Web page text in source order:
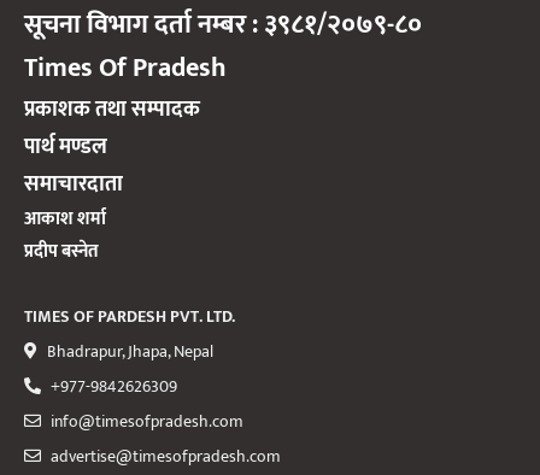
सूचना विभाग दर्ता नम्बर : ३९८१/२०७९-८०
Times Of Pradesh
प्रकाशक तथा सम्पादक
पार्थ मण्डल
समाचारदाता
आकाश शर्मा
प्रदीप बस्नेत
TIMES OF PARDESH PVT. LTD.
Bhadrapur, Jhapa, Nepal
+977-9842626309
info@timesofpradesh.com
advertise@timesofpradesh.com